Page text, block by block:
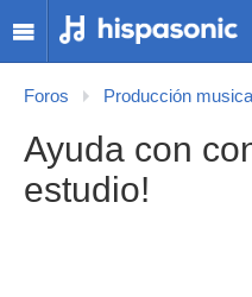
Foros Producción musical
Ayuda con
estudio!